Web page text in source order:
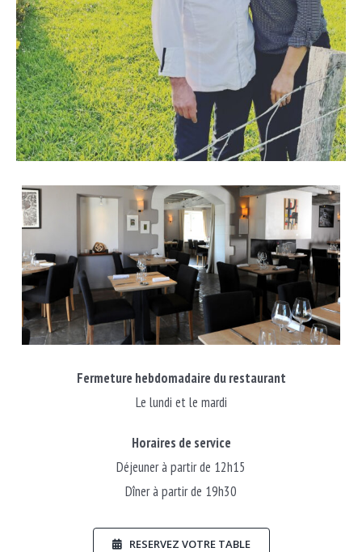
Fermeture hebdomadaire du restaurant
Le lundi et le mardi
Horaires de service
Déjeuner à partir de 12h15
Dîner à partir de 19h30
RESERVEZ VOTRE TABLE